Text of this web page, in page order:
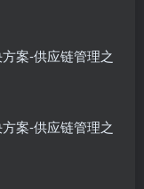
案-供应链管理之
案-供应链管理之